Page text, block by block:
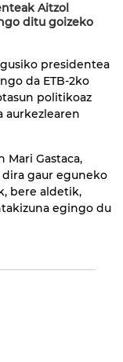
Aitzol
ditu goizeko
presidentea
da ETB-2ko
politikoaz
aurkezlearen
Mari Gastaca,
dira gaur eguneko
bere aldetik,
egingo du